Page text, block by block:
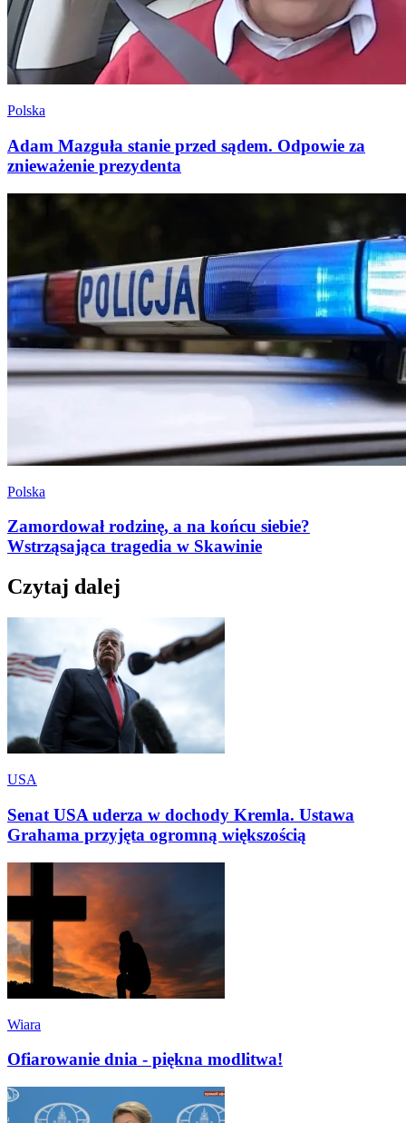
Polska
Adam Mazguła stanie przed sądem. Odpowie za
znieważenie prezydenta
Polska
Zamordował rodzinę, a na końcu siebie?
Wstrząsająca tragedia w Skawinie
Czytaj dalej
USA
Senat USA uderza w dochody Kremla. Ustawa
Grahama przyjęta ogromną większością
Wiara
Ofiarowanie dnia - piękna modlitwa!